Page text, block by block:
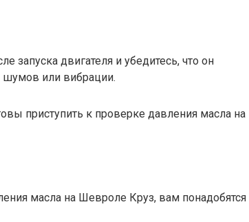
запуска двигателя и убедитесь, что он
шумов или вибрации.
приступить к проверке давления масла на
масла на Шевроле Круз, вам понадобятся